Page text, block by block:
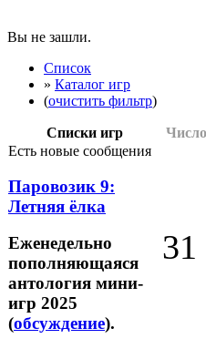
Вы не зашли.
Список
» Каталог игр
(очистить фильтр)
Списки игр
Есть новые сообщения
Паровозик 9:
Летняя ёлка
Еженедельно
пополняющаяся
антология мини-
игр 2025
(обсуждение).
31